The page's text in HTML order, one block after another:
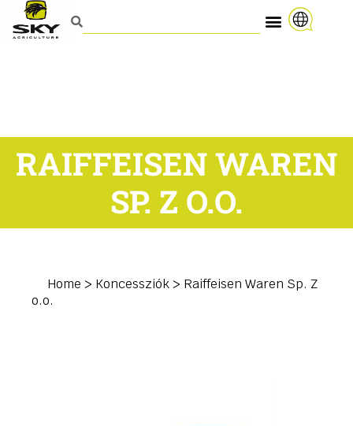
RAIFFEISEN WAREN
SP. Z O.O.
Home > Koncessziók > Raiffeisen Waren Sp. Z
o.o.